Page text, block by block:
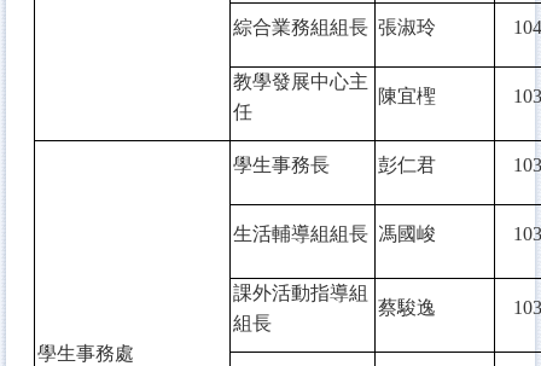
綜合業務組組長 張淑玲 104
教學發展中心主
任
陳宜檉 103
學生事務處
學生事務長 彭仁君 103
生活輔導組組長 馮國峻 103
課外活動指導組
組長
蔡駿逸 103